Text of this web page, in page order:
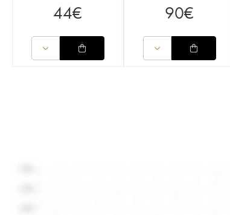
44€ 90€